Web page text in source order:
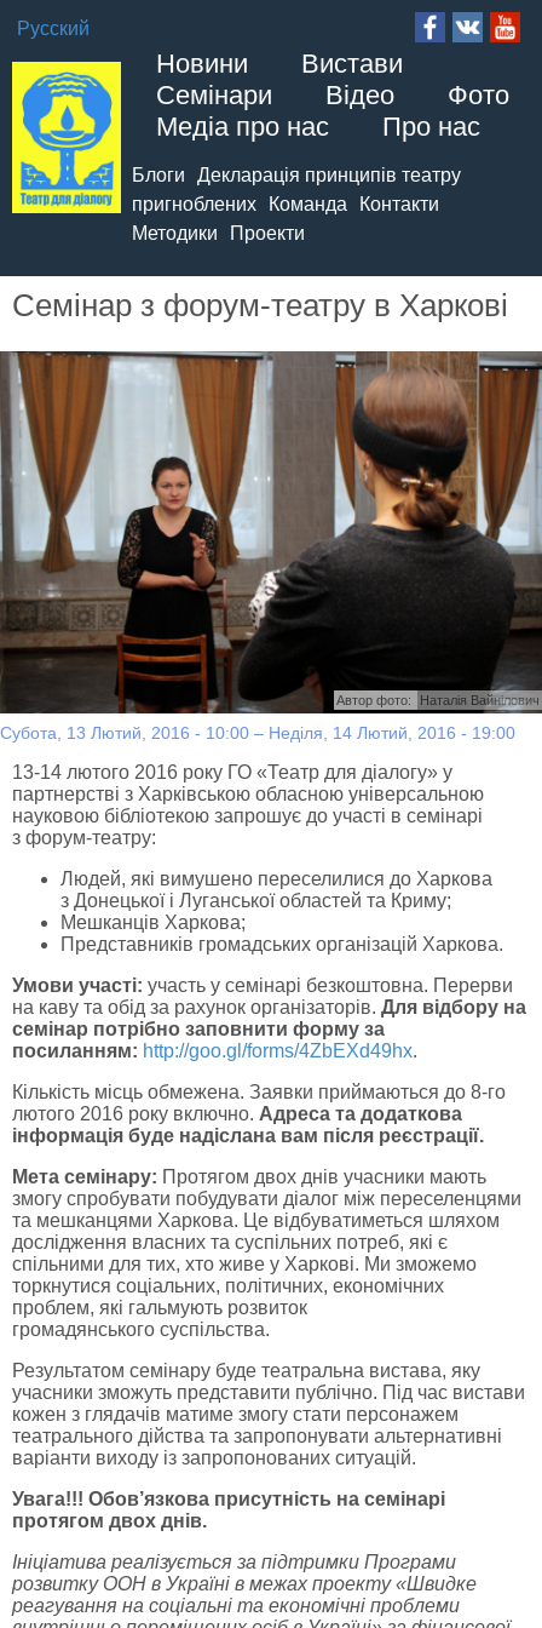
Новини
Вистави
Семінари
Відео
Фото
Медіа про нас
Про нас
Блоги
Декларація принципів театру
пригноблених
Команда
Контакти
Методики
Проекти
Русский
Семінар з форум-театру в Харкові
Автор фото: Наталія Вайнілович
Субота, 13 Лютий, 2016 - 10:00 – Неділя, 14 Лютий, 2016 - 19:00
13-14 лютого 2016 року ГО «Театр для діалогу» у
партнерстві з Харківською обласною універсальною
науковою бібліотекою запрошує до участі в семінарі
з форум-театру:
Людей, які вимушено переселилися до Харкова
з Донецької і Луганської областей та Криму;
Мешканців Харкова;
Представників громадських організацій Харкова.
Умови участі: участь у семінарі безкоштовна. Перерви
на каву та обід за рахунок організаторів. Для відбору на
семінар потрібно заповнити форму за
посиланням: http://goo.gl/forms/4ZbEXd49hx.
Кількість місць обмежена. Заявки приймаються до 8-го
лютого 2016 року включно. Адреса та додаткова
інформація буде надіслана вам після реєстрації.
Мета семінару: Протягом двох днів учасники мають
змогу спробувати побудувати діалог між переселенцями
та мешканцями Харкова. Це відбуватиметься шляхом
дослідження власних та суспільних потреб, які є
спільними для тих, хто живе у Харкові. Ми зможемо
торкнутися соціальних, політичних, економічних
проблем, які гальмують розвиток
громадянського суспільства.
Результатом семінару буде театральна вистава, яку
учасники зможуть представити публічно. Під час вистави
кожен з глядачів матиме змогу стати персонажем
театрального дійства та запропонувати альтернативні
варіанти виходу із запропонованих ситуацій.
Увага!!! Обов’язкова присутність на семінарі
протягом двох днів.
Ініціатива реалізується за підтримки Програми
розвитку ООН в Україні в межах проекту «Швидке
реагування на соціальні та економічні проблеми